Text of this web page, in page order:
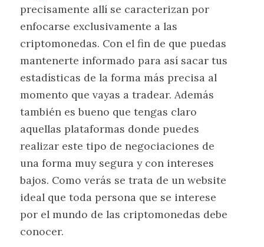
precisamente allí se caracterizan por
enfocarse exclusivamente a las
criptomonedas. Con el fin de que puedas
mantenerte informado para así sacar tus
estadísticas de la forma más precisa al
momento que vayas a tradear. Además
también es bueno que tengas claro
aquellas plataformas donde puedes
realizar este tipo de negociaciones de
una forma muy segura y con intereses
bajos. Como verás se trata de un website
ideal que toda persona que se interese
por el mundo de las criptomonedas debe
conocer.